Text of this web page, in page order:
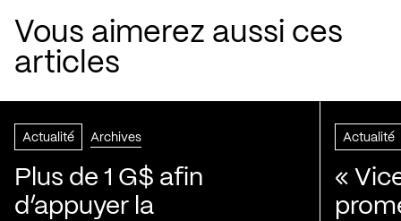
Vous aimerez aussi ces
articles
Actualité Archives
Plus de 1 G$ afin
d’appuyer la
Actualité
«